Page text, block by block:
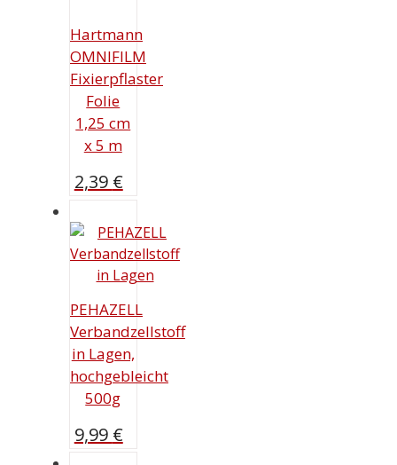
Hartmann
OMNIFILM
Fixierpflaster
Folie
1,25 cm
x 5 m
2,39 €
PEHAZELL
Verbandzellstoff
in Lagen,
hochgebleicht
500g
9,99 €